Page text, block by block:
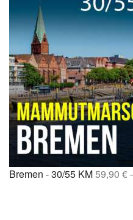
Bremen - 30/55 KM59,90 €